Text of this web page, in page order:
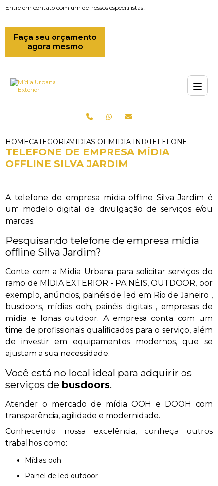
Entre em contato com um de nossos especialistas!
Faça seu orçamento
agora mesmo
HOMECATEGORIASMIDIAS OFFLINEMIDIA INDOOR OFFLINE
TELEFONE DE
TELEFONE DE EMPRESA MÍDIA
OFFLINE SILVA JARDIM
A telefone de empresa mídia offline Silva Jardim é
um modelo digital de divulgação de serviços e/ou
marcas.
Pesquisando telefone de empresa mídia
offline Silva Jardim?
Conte com a Mídia Urbana para solicitar serviços do
ramo de MÍDIA EXTERIOR - PAINÉIS, OUTDOOR, por
exemplo, anúncios, painéis de led em Rio de Janeiro ,
busdoors, mídias ooh, painéis digitais , empresas de
mídia e lonas outdoor. A empresa conta com um
time de profissionais qualificados para o serviço, além
de investir em equipamentos modernos, que se
ajustam a sua necessidade.
Você está no local ideal para adquirir os
serviços de busdoors.
Atender o mercado de mídia OOH e DOOH com
transparência, agilidade e modernidade.
Conhecendo nossa excelência, conheça outros
trabalhos como:
mídias ooh
painel de led outdoor